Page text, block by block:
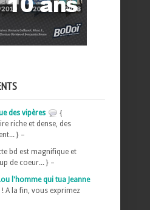
des vipères
{
riche et dense, des
} –
bd est magnifique et
de coeur... } –
l'homme qui tua Jeanne
A la fin, vous exprimez